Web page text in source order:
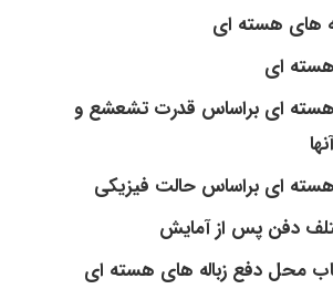
های هسته ای
هسته ای
هسته ای براساس قدرت تشعشع و
هسته ای براساس حالت فیزیکی
دفن پس از آمایش
محل دفع زباله های هسته ای